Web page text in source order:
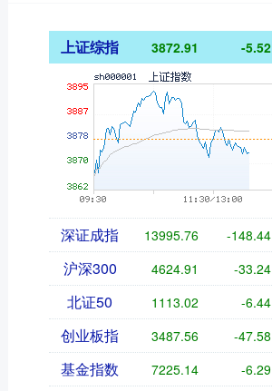
上证综指 3872.91 -5.52
深证成指 13995.76 -148.44
沪深300 4624.91 -33.24
北证50 1113.02 -6.44
创业板指 3487.56 -47.58
基金指数 7225.14 -6.29